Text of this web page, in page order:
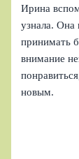
Ирина
узнала. Она
принимать
внимание
новым.